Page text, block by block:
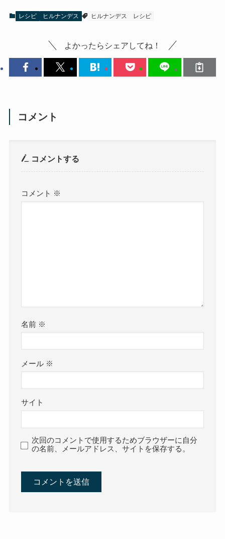
レシピ ヒルナンデス ヒルナンデス レシピ
よかったらシェアしてね！
コメント
コメントする
コメント ※
名前 ※
メール ※
サイト
次回のコメントで使用するためブラウザーに自分
の名前、メールアドレス、サイトを保存する。